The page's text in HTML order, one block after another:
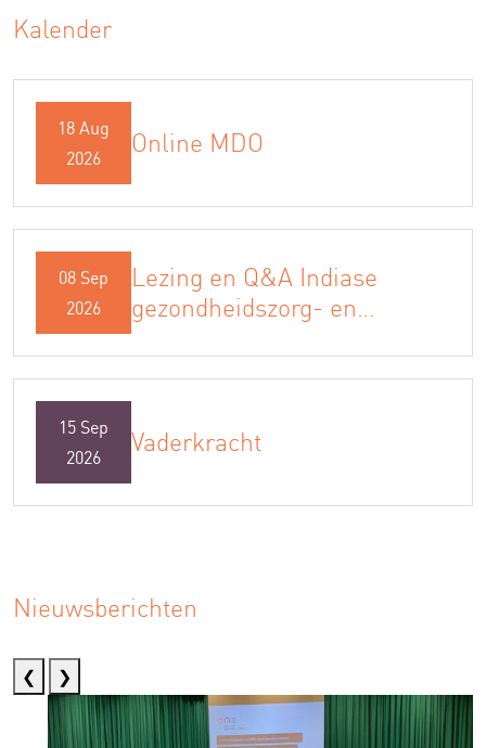
Kalender
18 Aug
2026
Online MDO
08 Sep
2026
Lezing en Q&A Indiase
gezondheidszorg- en
geboortezorgcultuur
15 Sep
2026
Vaderkracht
Nieuwsberichten
❮ ❯